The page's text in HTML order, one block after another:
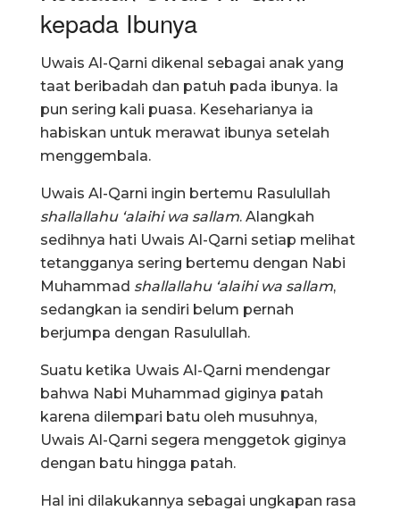
kepada Ibunya
Uwais Al-Qarni dikenal sebagai anak yang
taat beribadah dan patuh pada ibunya. Ia
pun sering kali puasa. Keseharianya ia
habiskan untuk merawat ibunya setelah
menggembala.
Uwais Al-Qarni ingin bertemu Rasulullah
shallallahu ‘alaihi wa sallam. Alangkah
sedihnya hati Uwais Al-Qarni setiap melihat
tetangganya sering bertemu dengan Nabi
Muhammad shallallahu ‘alaihi wa sallam,
sedangkan ia sendiri belum pernah
berjumpa dengan Rasulullah.
Suatu ketika Uwais Al-Qarni mendengar
bahwa Nabi Muhammad giginya patah
karena dilempari batu oleh musuhnya,
Uwais Al-Qarni segera menggetok giginya
dengan batu hingga patah.
Hal ini dilakukannya sebagai ungkapan rasa